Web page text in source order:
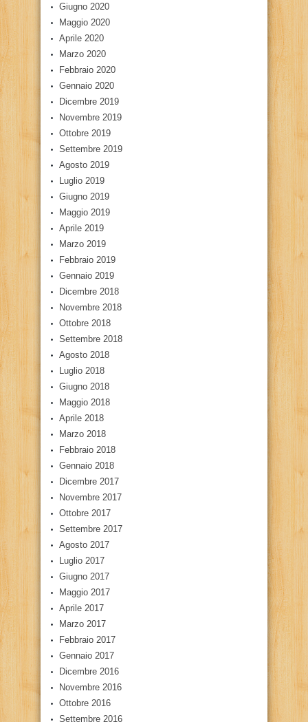
Giugno 2020
Maggio 2020
Aprile 2020
Marzo 2020
Febbraio 2020
Gennaio 2020
Dicembre 2019
Novembre 2019
Ottobre 2019
Settembre 2019
Agosto 2019
Luglio 2019
Giugno 2019
Maggio 2019
Aprile 2019
Marzo 2019
Febbraio 2019
Gennaio 2019
Dicembre 2018
Novembre 2018
Ottobre 2018
Settembre 2018
Agosto 2018
Luglio 2018
Giugno 2018
Maggio 2018
Aprile 2018
Marzo 2018
Febbraio 2018
Gennaio 2018
Dicembre 2017
Novembre 2017
Ottobre 2017
Settembre 2017
Agosto 2017
Luglio 2017
Giugno 2017
Maggio 2017
Aprile 2017
Marzo 2017
Febbraio 2017
Gennaio 2017
Dicembre 2016
Novembre 2016
Ottobre 2016
Settembre 2016